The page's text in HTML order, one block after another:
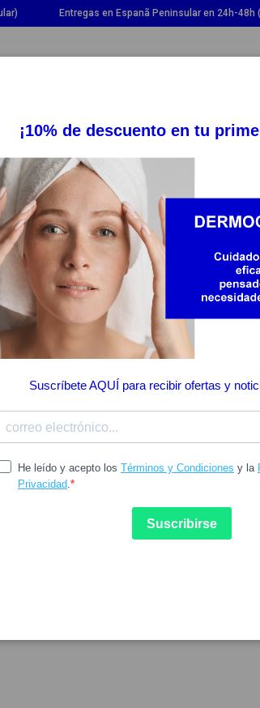
Entregas en Espanã Peninsular en 24h-48h
DROPDOWN
SUPLEMENTOSTOGGLE DROPDOWN
SALUDTOGGLE
Pocas Unidades